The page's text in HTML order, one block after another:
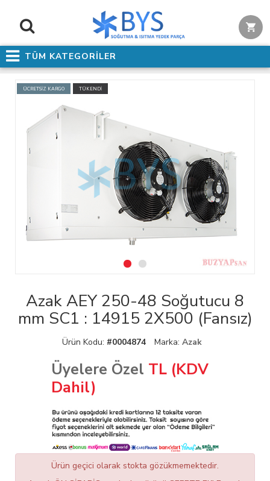
TÜM KATEGORİLER
ÜCRETSİZ KARGO TÜKENDİ
Azak AEY 250-48 Soğutucu 8
mm SC1 : 14915 2X500 (Fansız)
Ürün Kodu: #0004874 Marka: Azak
Üyelere Özel TL (KDV
Dahil)
Ürün geçici olarak stokta gözükmemektedir.